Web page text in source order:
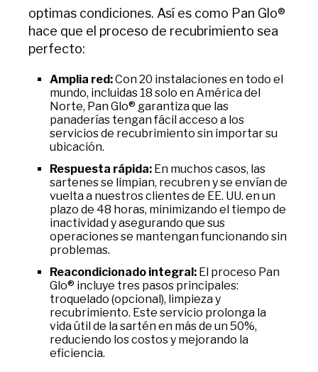
optimas condiciones. Así es como Pan Glo®
hace que el proceso de recubrimiento sea
perfecto:
Amplia red:Con 20 instalaciones en todo el
mundo, incluidas 18 solo en América del
Norte, Pan Glo® garantiza que las
panaderías tengan fácil acceso a los
servicios de recubrimiento sin importar su
ubicación.
Respuesta rápida: En muchos casos, las
sartenes se limpian, recubren y se envían de
vuelta a nuestros clientes de EE. UU. en un
plazo de 48 horas, minimizando el tiempo de
inactividad y asegurando que sus
operaciones se mantengan funcionando sin
problemas.
Reacondicionado integral: El proceso Pan
Glo® incluye tres pasos principales:
troquelado (opcional), limpieza y
recubrimiento. Este servicio prolonga la
vida útil de la sartén en más de un 50%,
reduciendo los costos y mejorando la
eficiencia.